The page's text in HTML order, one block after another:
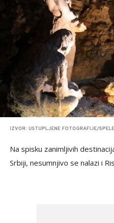
IZVOR: USTUPLJENE FOTOGRAFIJE/
Na spisku zanimljivih
Srbiji, nesumnjivo se nalazi i